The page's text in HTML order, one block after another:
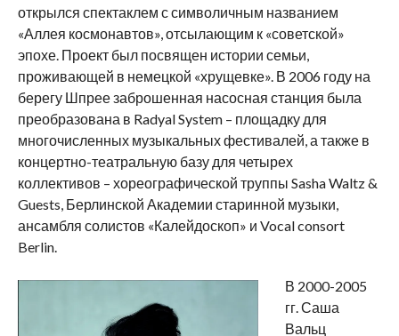
открылся спектаклем с символичным названием
«Аллея космонавтов», отсылающим к «советской»
эпохе. Проект был посвящен истории семьи,
проживающей в немецкой «хрущевке». В 2006 году на
берегу Шпрее заброшенная насосная станция была
преобразована в Radyal System – площадку для
многочисленных музыкальных фестивалей, а также в
концертно-театральную базу для четырех
коллективов – хореографической труппы Sasha Waltz &
Guests, Берлинской Академии старинной музыки,
ансамбля солистов «Калейдоскоп» и Vocal consort
Berlin.
В 2000-2005
гг. Саша
Вальц